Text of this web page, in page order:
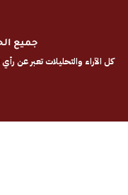
جميع الحقوق محفوظة
تعبر عن رأي أصحابها